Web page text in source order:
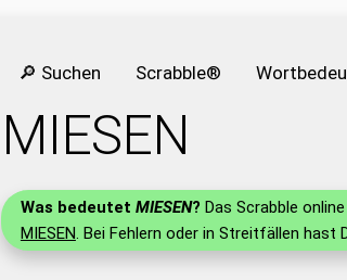
🔎 Suchen Scrabble®
MIESEN
Was bedeutet MIESEN? Das Scrabble
MIESEN. Bei Fehlern oder in Streitfällen hast